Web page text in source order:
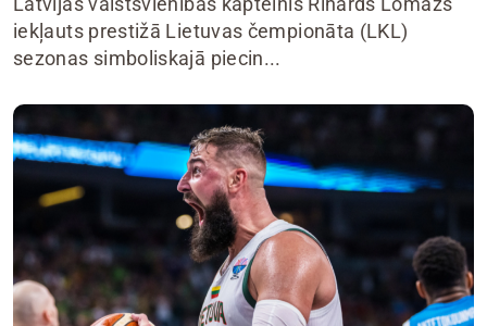
iekļauts prestižā Lietuvas čempionāta (LKL)
sezonas simboliskajā piecin...